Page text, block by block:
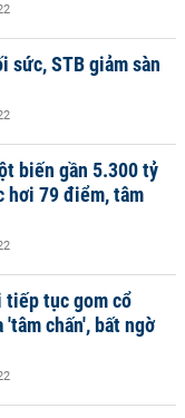
sức, STB giảm sàn
biến gần 5.300 tỷ
hơi 79 điểm, tâm
tiếp tục gom cổ
chấn', bất ngờ